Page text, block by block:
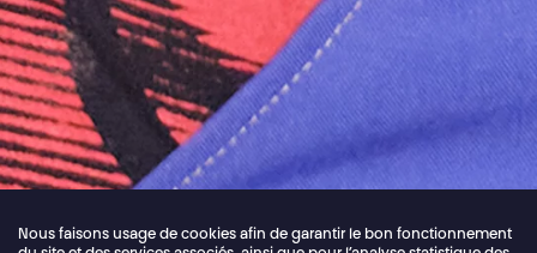
Nous faisons usage de cookies afin de garantir le bon fonctionnement